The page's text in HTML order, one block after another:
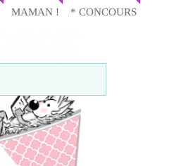
MAMAN ! * CONCOURS